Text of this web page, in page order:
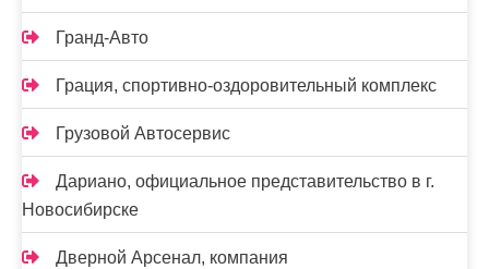
Гранд-Авто
Грация, спортивно-оздоровительный комплекс
Грузовой Автосервис
Дариано, официальное представительство в г.
Новосибирске
Дверной Арсенал, компания